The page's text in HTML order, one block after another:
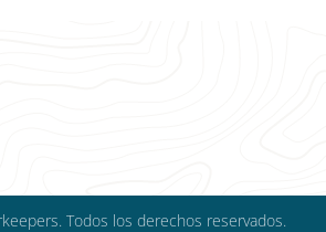
Todos los derechos reservados.